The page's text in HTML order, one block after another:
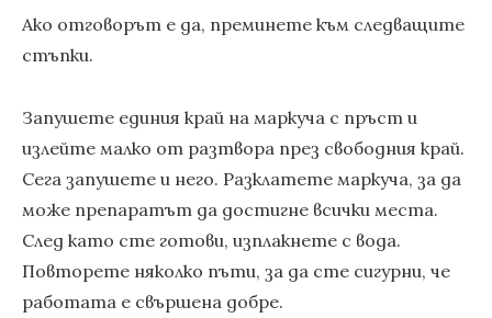
Ако отговорът е да, преминете към следващите
стъпки.
Запушете единия край на маркуча с пръст и
излейте малко от разтвора през свободния край.
Сега запушете и него. Разклатете маркуча, за да
може препаратът да достигне всички места.
След като сте готови, изплакнете с вода.
Повторете няколко пъти, за да сте сигурни, че
работата е свършена добре.